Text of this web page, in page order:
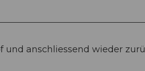
und anschliessend wieder